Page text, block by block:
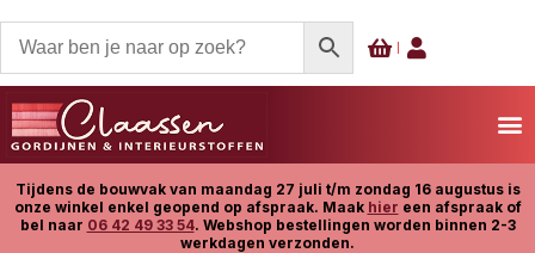
Tijdens de bouwvak van maandag 27 juli t/m zondag 16 augustus is
onze winkel enkel geopend op afspraak. Maak hier een afspraak of
bel naar 06 42 49 33 54. Webshop bestellingen worden binnen 2-3
werkdagen verzonden.